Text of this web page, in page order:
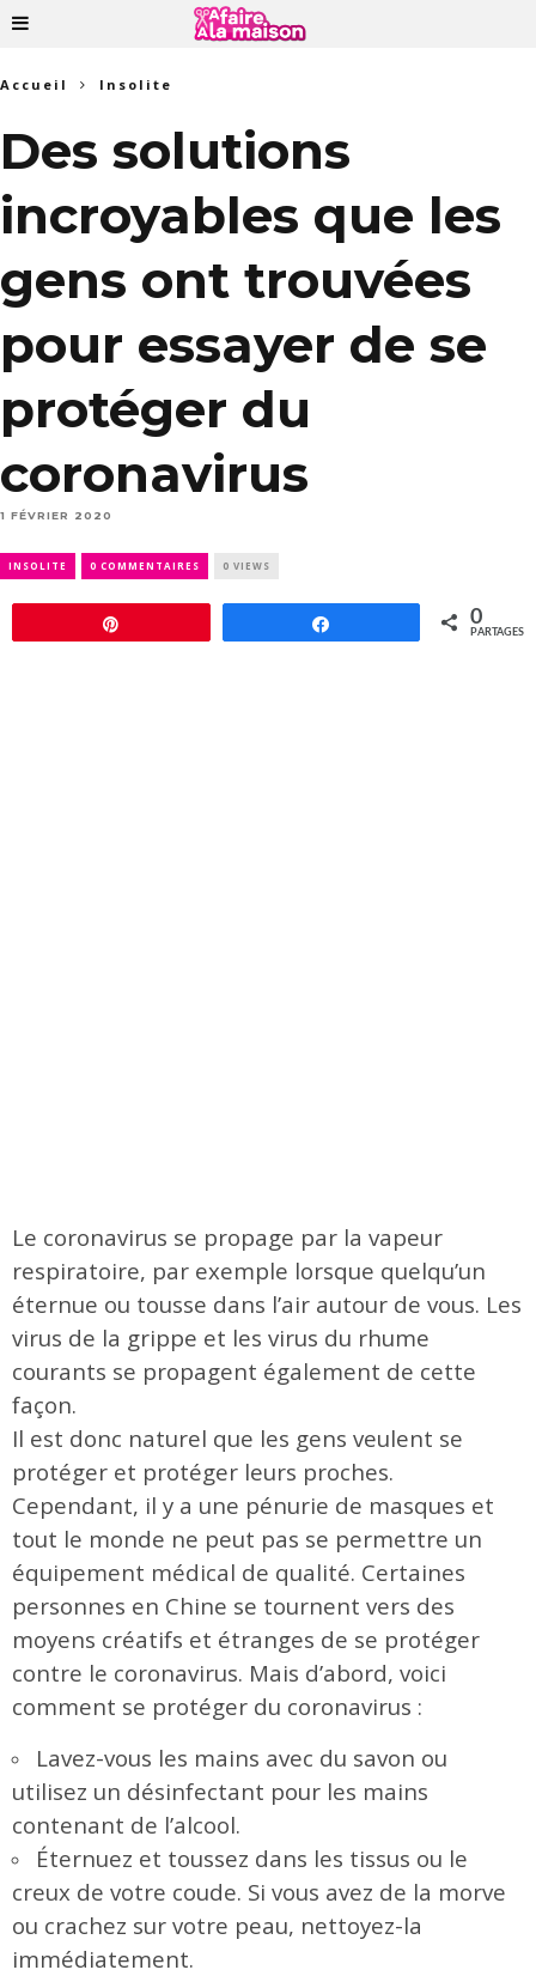
Accueil Insolite
Des solutions
incroyables que les
gens ont trouvées
pour essayer de se
protéger du
coronavirus
1 FÉVRIER 2020
INSOLITE 0 COMMENTAIRES 0 VIEWS
0
PARTAGES
Le coronavirus se propage par la vapeur
respiratoire, par exemple lorsque quelqu’un
éternue ou tousse dans l’air autour de vous. Les
virus de la grippe et les virus du rhume
courants se propagent également de cette
façon.
Il est donc naturel que les gens veulent se
protéger et protéger leurs proches.
Cependant, il y a une pénurie de masques et
tout le monde ne peut pas se permettre un
équipement médical de qualité. Certaines
personnes en Chine se tournent vers des
moyens créatifs et étranges de se protéger
contre le coronavirus. Mais d’abord, voici
comment se protéger du coronavirus :
Lavez-vous les mains avec du savon ou
utilisez un désinfectant pour les mains
contenant de l’alcool.
Éternuez et toussez dans les tissus ou le
creux de votre coude. Si vous avez de la morve
ou crachez sur votre peau, nettoyez-la
immédiatement.